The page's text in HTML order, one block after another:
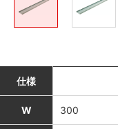
仕様
W 300